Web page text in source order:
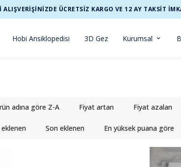
ALIŞVERİŞİNİZDE ÜCRETSİZ KARGO VE 12 AY TAKSİT
Hobi Ansiklopedisi 3D Gez Kurumsal
adına göre Z-A Fiyat artan Fiyat azalan
eklenen Son eklenen En yüksek puana göre